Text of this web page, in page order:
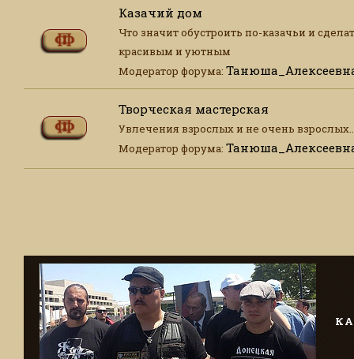
Казачий дом
Что значит обустроить по-казачьи и
красивым и уютным
Модератор форума:
Творческая мастерская
Увлечения взрослых и не очень
Модератор форума: